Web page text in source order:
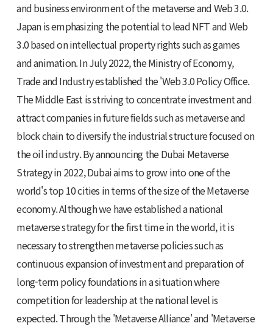
and business environment of the metaverse and Web 3.0.
Japan is emphasizing the potential to lead NFT and Web
3.0 based on intellectual property rights such as games
and animation. In July 2022, the Ministry of Economy,
Trade and Industry established the 'Web 3.0 Policy Office.
The Middle East is striving to concentrate investment and
attract companies in future fields such as metaverse and
block chain to diversify the industrial structure focused on
the oil industry. By announcing the Dubai Metaverse
Strategy in 2022, Dubai aims to grow into one of the
world's top 10 cities in terms of the size of the Metaverse
economy. Although we have established a national
metaverse strategy for the first time in the world, it is
necessary to strengthen metaverse policies such as
continuous expansion of investment and preparation of
long-term policy foundations in a situation where
competition for leadership at the national level is
expected. Through the 'Metaverse Alliance' and 'Metaverse